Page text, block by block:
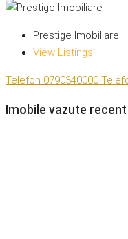
Prestige Imobiliare
View Listings
Telefon 0790340000
Imobile vazute recent